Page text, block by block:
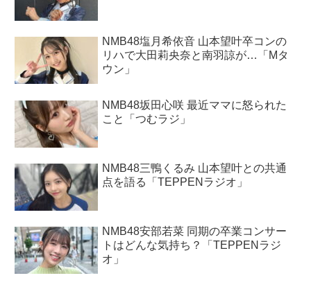
NMB48塩月希依音 山本望叶卒コンの
リハで大田莉央奈と南羽諒が…「Mタ
ウン」
NMB48坂田心咲 最近ママに怒られた
こと「つむラジ」
NMB48三鴨くるみ 山本望叶との共通
点を語る「TEPPENラジオ」
NMB48安部若菜 同期の卒業コンサー
トはどんな気持ち？「TEPPENラジ
オ」